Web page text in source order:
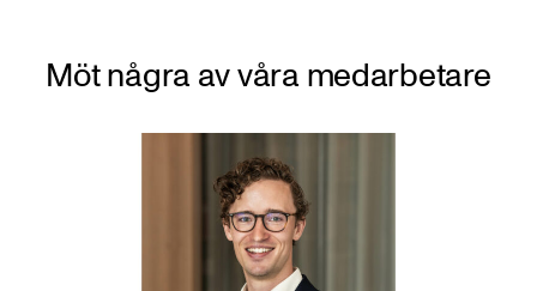
Möt några av våra medarbetare